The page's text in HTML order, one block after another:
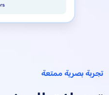
تجربة بصرية ممتعة